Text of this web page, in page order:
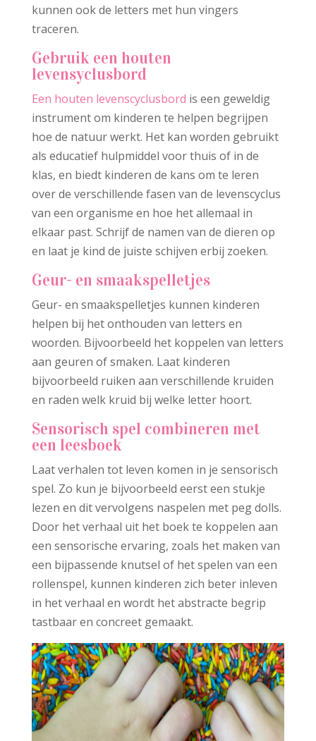
kunnen ook de letters met hun vingers
traceren.
Gebruik een houten
levensyclusbord
Een houten levenscyclusbord is een geweldig
instrument om kinderen te helpen begrijpen
hoe de natuur werkt. Het kan worden gebruikt
als educatief hulpmiddel voor thuis of in de
klas, en biedt kinderen de kans om te leren
over de verschillende fasen van de levenscyclus
van een organisme en hoe het allemaal in
elkaar past. Schrijf de namen van de dieren op
en laat je kind de juiste schijven erbij zoeken.
Geur- en smaakspelletjes
Geur- en smaakspelletjes kunnen kinderen
helpen bij het onthouden van letters en
woorden. Bijvoorbeeld het koppelen van letters
aan geuren of smaken. Laat kinderen
bijvoorbeeld ruiken aan verschillende kruiden
en raden welk kruid bij welke letter hoort.
Sensorisch spel combineren met
een leesboek
Laat verhalen tot leven komen in je sensorisch
spel. Zo kun je bijvoorbeeld eerst een stukje
lezen en dit vervolgens naspelen met peg dolls.
Door het verhaal uit het boek te koppelen aan
een sensorische ervaring, zoals het maken van
een bijpassende knutsel of het spelen van een
rollenspel, kunnen kinderen zich beter inleven
in het verhaal en wordt het abstracte begrip
tastbaar en concreet gemaakt.